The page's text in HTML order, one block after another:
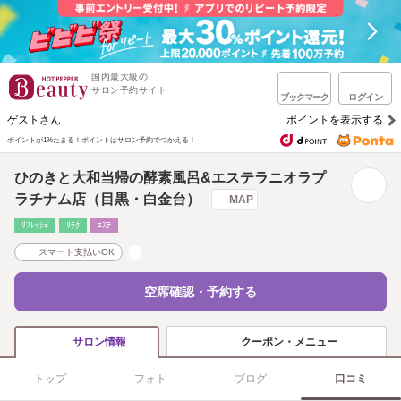
国内最大級の
サロン予約サイト
ブックマーク ログイン
ゲストさん ポイントを表示する
ポイントが1%たまる！ ポイントはサロン予約でつかえる！
ひのきと大和当帰の酵素風呂&エステラニオラプ
ラチナム店（目黒・白金台）
MAP
ﾘﾌﾚｯｼｭ ﾘﾗｸ ｴｽﾃ
スマート支払いOK
空席確認・予約する
サロン情報 クーポン・メニュー
トップ フォト ブログ 口コミ